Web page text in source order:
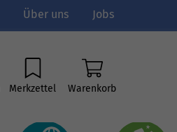
Über uns Jobs
Merkzettel Warenkorb